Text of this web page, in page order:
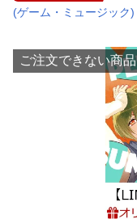
(ゲーム・ミュージック)
ご注文できない商品